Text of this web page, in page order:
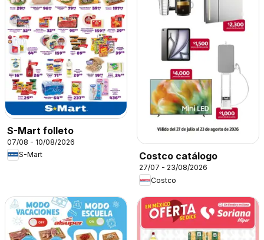
S-Mart folleto
07/08 - 10/08/2026
S-Mart
Costco catálogo
27/07 - 23/08/2026
Costco